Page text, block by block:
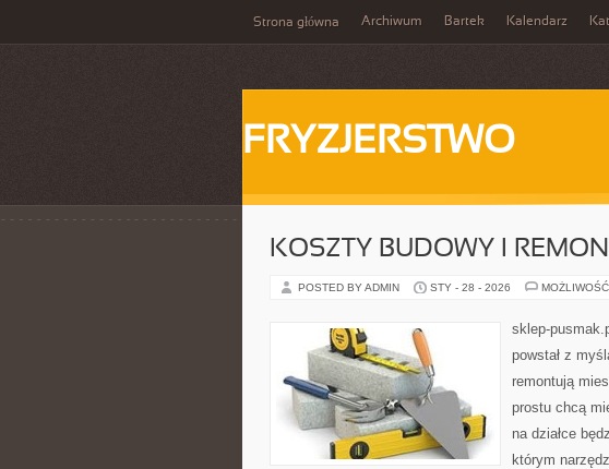
Strona główna Archiwum Bartek Kalendarz
FRYZJERSTWO
KOSZTY BUDOWY I
POSTED BY ADMIN STY - 28 - 2026
sklep-
powstał z
remontują
prostu chcą
na działce
którym